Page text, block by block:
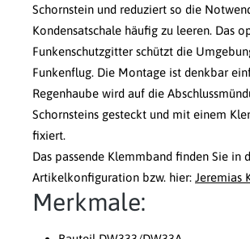
Schornstein und reduziert so die
Kondensatschale häufig zu leeren. Das
Funkenschutzgitter schützt die
Funkenflug. Die Montage ist denkbar
Regenhaube wird auf die
Schornsteins gesteckt und mit einem
fixiert.
Das passende Klemmband finden Sie in
Artikelkonfiguration bzw. hier: Jeremias
Merkmale: